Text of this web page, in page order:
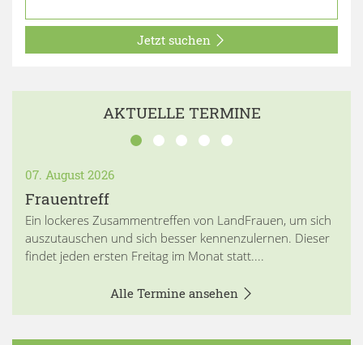
Jetzt suchen
AKTUELLE TERMINE
07. August 2026
Frauentreff
Ein lockeres Zusammentreffen von LandFrauen, um sich
auszutauschen und sich besser kennenzulernen. Dieser
findet jeden ersten Freitag im Monat statt....
Alle Termine ansehen